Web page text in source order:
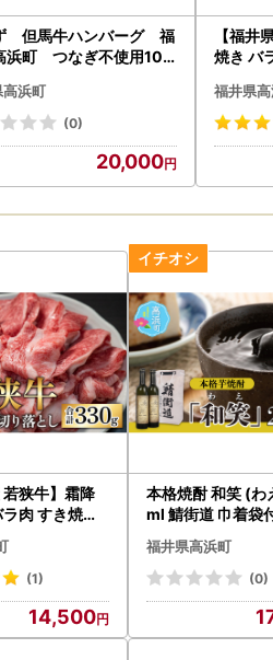
但馬牛ハンバーグ 福
浜町 つなぎ不使用100
凍
浜町
(0)
20,000
【福井
焼き バ
福井県
若狭牛】霜降
肉 すき焼き
(1)
14,500
本格焼酎 和笑 (わ
ml 鯖街道 巾着袋
お酒 地酒 福井県
福井県高浜町
(0)